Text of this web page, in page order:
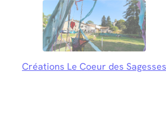
Créations Le Coeur des